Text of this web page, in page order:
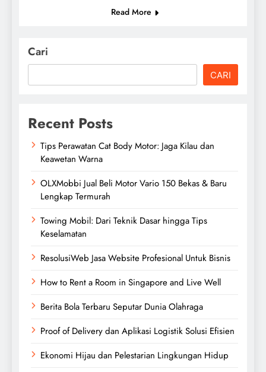
Read More
Cari
CARI
Recent Posts
Tips Perawatan Cat Body Motor: Jaga Kilau dan
Keawetan Warna
OLXMobbi Jual Beli Motor Vario 150 Bekas & Baru
Lengkap Termurah
Towing Mobil: Dari Teknik Dasar hingga Tips
Keselamatan
ResolusiWeb Jasa Website Profesional Untuk Bisnis
How to Rent a Room in Singapore and Live Well
Berita Bola Terbaru Seputar Dunia Olahraga
Proof of Delivery dan Aplikasi Logistik Solusi Efisien
Ekonomi Hijau dan Pelestarian Lingkungan Hidup